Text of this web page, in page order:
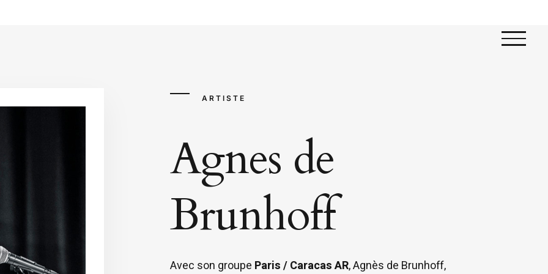
ARTISTE
Agnes de
Brunhoff
Avec son groupe Paris / CaracasAR, Agnès de Brunhoff,